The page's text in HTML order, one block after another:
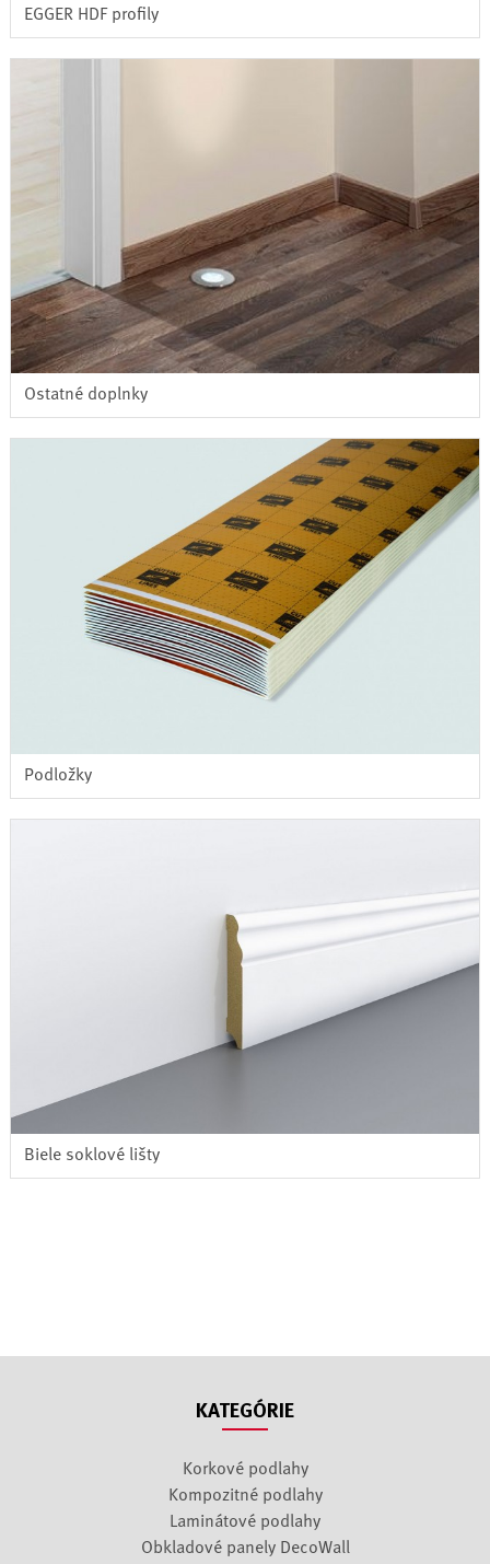
EGGER HDF profily
Ostatné doplnky
Podložky
Biele soklové lišty
KATEGÓRIE
Korkové podlahy
Kompozitné podlahy
Laminátové podlahy
Obkladové panely DecoWall